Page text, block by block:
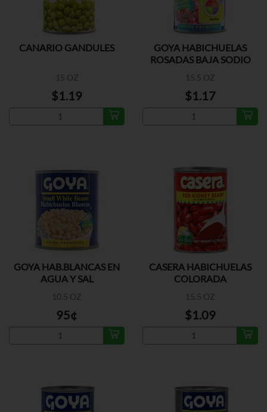
CANARIO GANDULES
15 OZ
$1.19
GOYA HABICHUELAS
ROSADAS BAJA SODIO
15.5 OZ
$1.17
GOYA HAB.BLANCAS EN
AGUA Y SAL
10.5 OZ
95¢
CASERA HABICHUELAS
COLORADA
15.5 OZ
$1.09